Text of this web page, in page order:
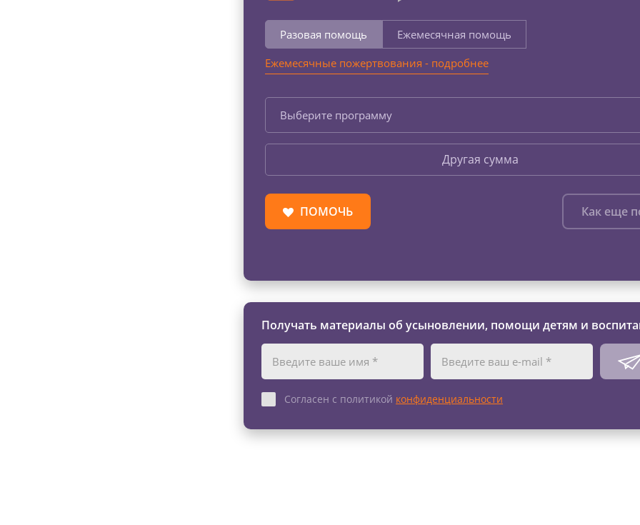
Разовая помощь
Ежемесячная помощь
Ежемесячные пожертвования - подробнее
Выберите программу
Другая сумма
ПОМОЧЬ Как еще
Получать материалы об усыновлении, помощи детям и
Согласен с политикой конфиденциальности